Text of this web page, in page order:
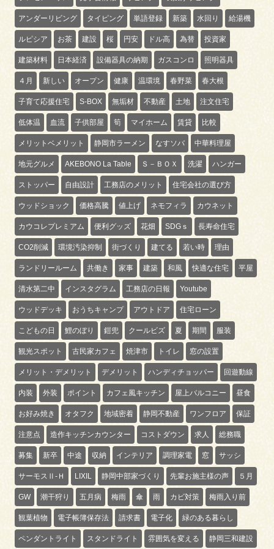
アンダーリビング タイピング 単語登録 新築 水回り 給湯機
ルピシア お茶 建設 桜 円安 ドル高 為替 投資家
建築材料 日本経済 設備器具の納期 ガスコンロ 照明器具
４月 新しい オープン 健康 温環境 春野菜 春大根
子育て応援住宅 S-BOX 無垢材 不動産 土地 注文住宅
低体温 血流 子供部屋 筍 マイホーム 賃貸 比較
メリットベメリット 静岡市ラーメン なすソバ 中華料理屋
地元グルメ AKEBONO La Table Ｓ－ＢＯＸ 洗濯 ハンガー
ストッパー 自由設計 工務店のメリット 住宅会社の選び方
ウッドショック 価格高騰 値上げ ネモフィラ カウネット
カウコレプレミアム 便利グッズ 花畑 SDGｓ 長寿命住宅
CO2削減 環境汚染抑制 街づくり 建てる 若い時 理由
ランドリールーム 共働き 家事 建築 和風 快適な住宅 平屋
清水第二中 インスタグラム 工務店の日報 Youtube
ウッドデッキ おうちキャンプ アウトドア 住宅ローン
こどもの日 鯉のぼり 鎧兜 クールビズ 夏 期間 服装
観光スポット 古民家カフェ 焼津市 トイレ 窓の設置
メリット・デメリット デメリット ハンディチョッパー 回遊動線
内装 外装 ポイント カフェ風キッチン 屋上バルコニー 昼食
お好み焼き オタフク 地域密着 静岡不動産 ワンフロア 保証
注意点 造作キッチンカウンター コストダウン 求人 総務職
募集 新卒 中途 収納 インテリア 調理家電 窓 サッシ
サーモスⅡ-Ｈ LIXIL 静岡中部家づくり 先輩お施主様の声 ５月
GW 潮干狩り 五月病 梅雨 傘 雨 カビ対策 梅雨入り前
観葉植物 電子帳簿保存法 請求書 電子化 緑のある暮らし
ペンダントライト スタンドライト 雰囲気を変える 静岡三和建設